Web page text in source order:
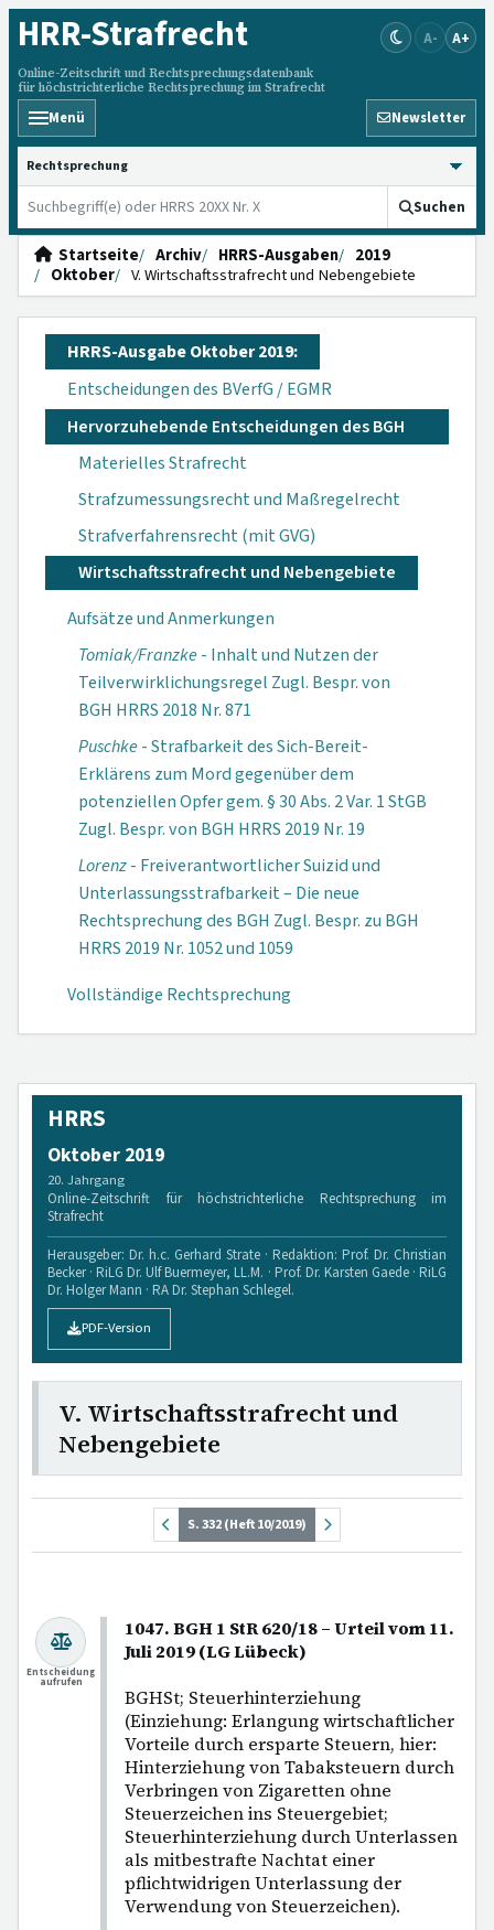
HRR-Strafrecht
Online-Zeitschrift und Rechtsprechungsdatenbank
für höchstrichterliche Rechtsprechung im Strafrecht
A- A+
Menü Newsletter
HRRS durchsuchen
Suchen
Startseite Archiv HRRS-Ausgaben
2019
Oktober
V. Wirtschaftsstrafrecht und Nebengebiete
HRRS-Ausgabe Oktober 2019:
Entscheidungen des BVerfG / EGMR
Hervorzuhebende Entscheidungen des BGH
Materielles Strafrecht
Strafzumessungsrecht und Maßregelrecht
Strafverfahrensrecht (mit GVG)
Wirtschaftsstrafrecht und Nebengebiete
Aufsätze und Anmerkungen
Tomiak/Franzke- Inhalt und Nutzen der
Teilverwirklichungsregel Zugl. Bespr. von
BGH HRRS 2018 Nr. 871
Puschke- Strafbarkeit des Sich-Bereit-
Erklärens zum Mord gegenüber dem
potenziellen Opfer gem. § 30 Abs. 2 Var. 1 StGB
Zugl. Bespr. von BGH HRRS 2019 Nr. 19
Lorenz- Freiverantwortlicher Suizid und
Unterlassungsstrafbarkeit – Die neue
Rechtsprechung des BGH Zugl. Bespr. zu BGH
HRRS 2019 Nr. 1052 und 1059
Vollständige Rechtsprechung
HRRS
Oktober 2019
20. Jahrgang
Online-Zeitschrift für höchstrichterliche Rechtsprechung im
Strafrecht
Herausgeber: Dr. h.c. Gerhard Strate · Redaktion: Prof. Dr. Christian
Becker · RiLG Dr. Ulf Buermeyer, LL.M. · Prof. Dr. Karsten Gaede · RiLG
Dr. Holger Mann · RA Dr. Stephan Schlegel.
PDF-Version
V. Wirtschaftsstrafrecht und
Nebengebiete
S. 332 (Heft 10/2019)
1047. BGH 1 StR 620/18 – Urteil vom 11.
Juli 2019 (LG Lübeck)
BGHSt; Steuerhinterziehung
(Einziehung: Erlangung wirtschaftlicher
Vorteile durch ersparte Steuern, hier:
Hinterziehung von Tabaksteuern durch
Verbringen von Zigaretten ohne
Steuerzeichen ins Steuergebiet;
Steuerhinterziehung durch Unterlassen
als mitbestrafte Nachtat einer
pflichtwidrigen Unterlassung der
Verwendung von Steuerzeichen).
Entscheidung
aufrufen